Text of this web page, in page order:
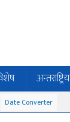
अन्तराष्ट्रिय
Date Converter